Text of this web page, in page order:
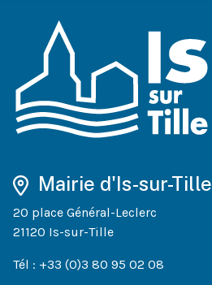
Mairie d'Is-sur-Tille
20 place Général-Leclerc
21120 Is-sur-Tille
Tél : +33 (0)3 80 95 02 08